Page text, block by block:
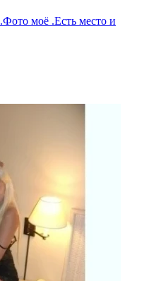
моё .Есть место и